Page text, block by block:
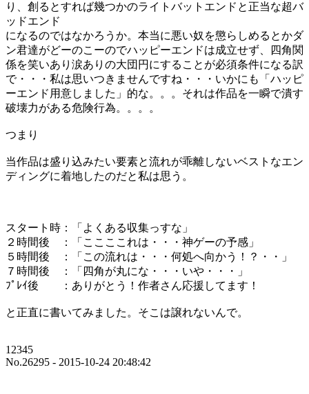
り、創るとすれば幾つかのライトバットエンドと正当な超バ
ッドエンド
になるのではなかろうか。本当に悪い奴を懲らしめるとかダ
ン君達がどーのこーのでハッピーエンドは成立せず、四角関
係を笑いあり涙ありの大団円にすることが必須条件になる訳
で・・・私は思いつきませんですね・・・いかにも「ハッピ
ーエンド用意しました」的な。。。それは作品を一瞬で潰す
破壊力がある危険行為。。。。
つまり
当作品は盛り込みたい要素と流れが乖離しないベストなエン
ディングに着地したのだと私は思う。
スタート時：「よくある収集っすな」
２時間後 ：「ここここれは・・・神ゲーの予感」
５時間後 ：「この流れは・・・何処へ向かう！？・・」
７時間後 ：「四角が丸にな・・・いや・・・」
ﾌﾟﾚｲ後 ：ありがとう！作者さん応援してます！
と正直に書いてみました。そこは譲れないんで。
12345
No.26295 - 2015-10-24 20:48:42